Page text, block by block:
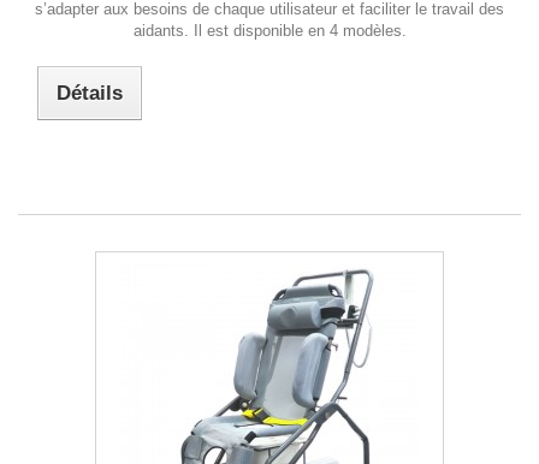
s’adapter aux besoins de chaque utilisateur et faciliter le travail des
aidants. Il est disponible en 4 modèles.
Détails